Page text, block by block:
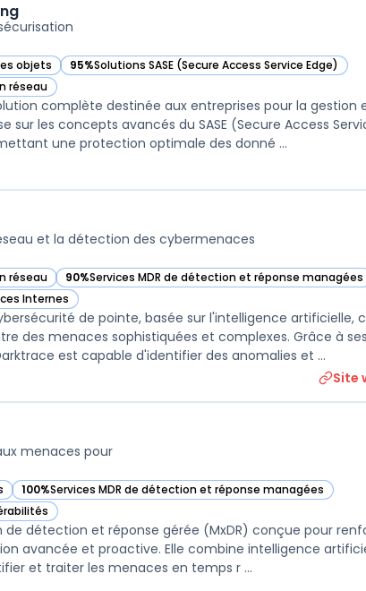
objets
catégorie95%Solutions SASE (Secure Access Service Edge)
— voir HPE Aruba Networking dans cette catégorie
réseau
catégorie
complète destinée aux entreprises pour la gestion
sur les concepts avancés du SASE (Secure Access
une protection optimale des donné ...
et la détection des cybermenaces
réseau 90%Services MDR de détection et réponse managées
— voir Darktrace dans cette catégorie
Internes
de pointe, basée sur l'intelligence artificielle,
des menaces sophistiquées et complexes. Grâce à
est capable d'identifier des anomalies et ...
Site
menaces pour
100%Services MDR de détection et réponse managées
— voir OpenText MxDR dans cette catégorie
de détection et réponse gérée (MxDR) conçue pour
avancée et proactive. Elle combine intelligence
et traiter les menaces en temps r ...